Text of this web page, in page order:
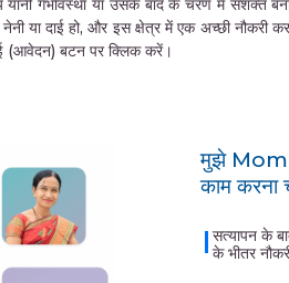
गर्भावस्था या उसके बाद के चरण में सशक्त बनाने
या दाई हो, और इस क्षेत्र में एक अच्छी
(आवेदन) बटन पर क्लिक करें।
मुझे
काम करना
सत्यापन के
के भीतर